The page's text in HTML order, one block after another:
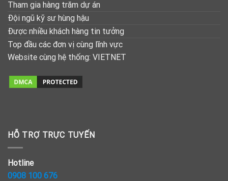
Tham gia hàng trăm dự án
Đội ngũ kỹ sư hùng hậu
Được nhiều khách hàng tin tưởng
Top đầu các đơn vị cùng lĩnh vực
Website cùng hệ thống: VIETNET
HỖ TRỢ TRỰC TUYẾN
Hotline
0908 100 676